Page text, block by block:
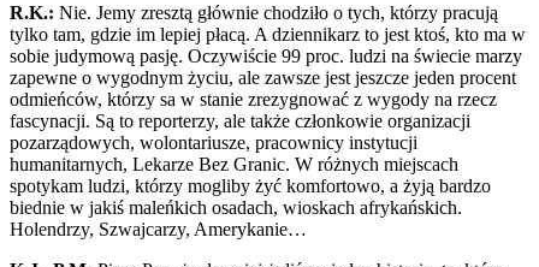
R.K.: Nie. Jemy zresztą głównie chodziło o tych, którzy pracują
tylko tam, gdzie im lepiej płacą. A dziennikarz to jest ktoś, kto ma w
sobie judymową pasję. Oczywiście 99 proc. ludzi na świecie marzy
zapewne o wygodnym życiu, ale zawsze jest jeszcze jeden procent
odmieńców, którzy sa w stanie zrezygnować z wygody na rzecz
fascynacji. Są to reporterzy, ale także członkowie organizacji
pozarządowych, wolontariusze, pracownicy instytucji
humanitarnych, Lekarze Bez Granic. W różnych miejscach
spotykam ludzi, którzy mogliby żyć komfortowo, a żyją bardzo
biednie w jakiś maleńkich osadach, wioskach afrykańskich.
Holendrzy, Szwajcarzy, Amerykanie…